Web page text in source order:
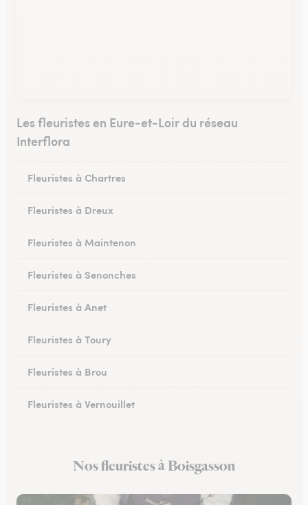
Les fleuristes en Eure-et-Loir du réseau
Interflora
Fleuristes à Chartres
Fleuristes à Dreux
Fleuristes à Maintenon
Fleuristes à Senonches
Fleuristes à Anet
Fleuristes à Toury
Fleuristes à Brou
Fleuristes à Vernouillet
Fleuristes à LucéNos fleuristes à Boisgasson